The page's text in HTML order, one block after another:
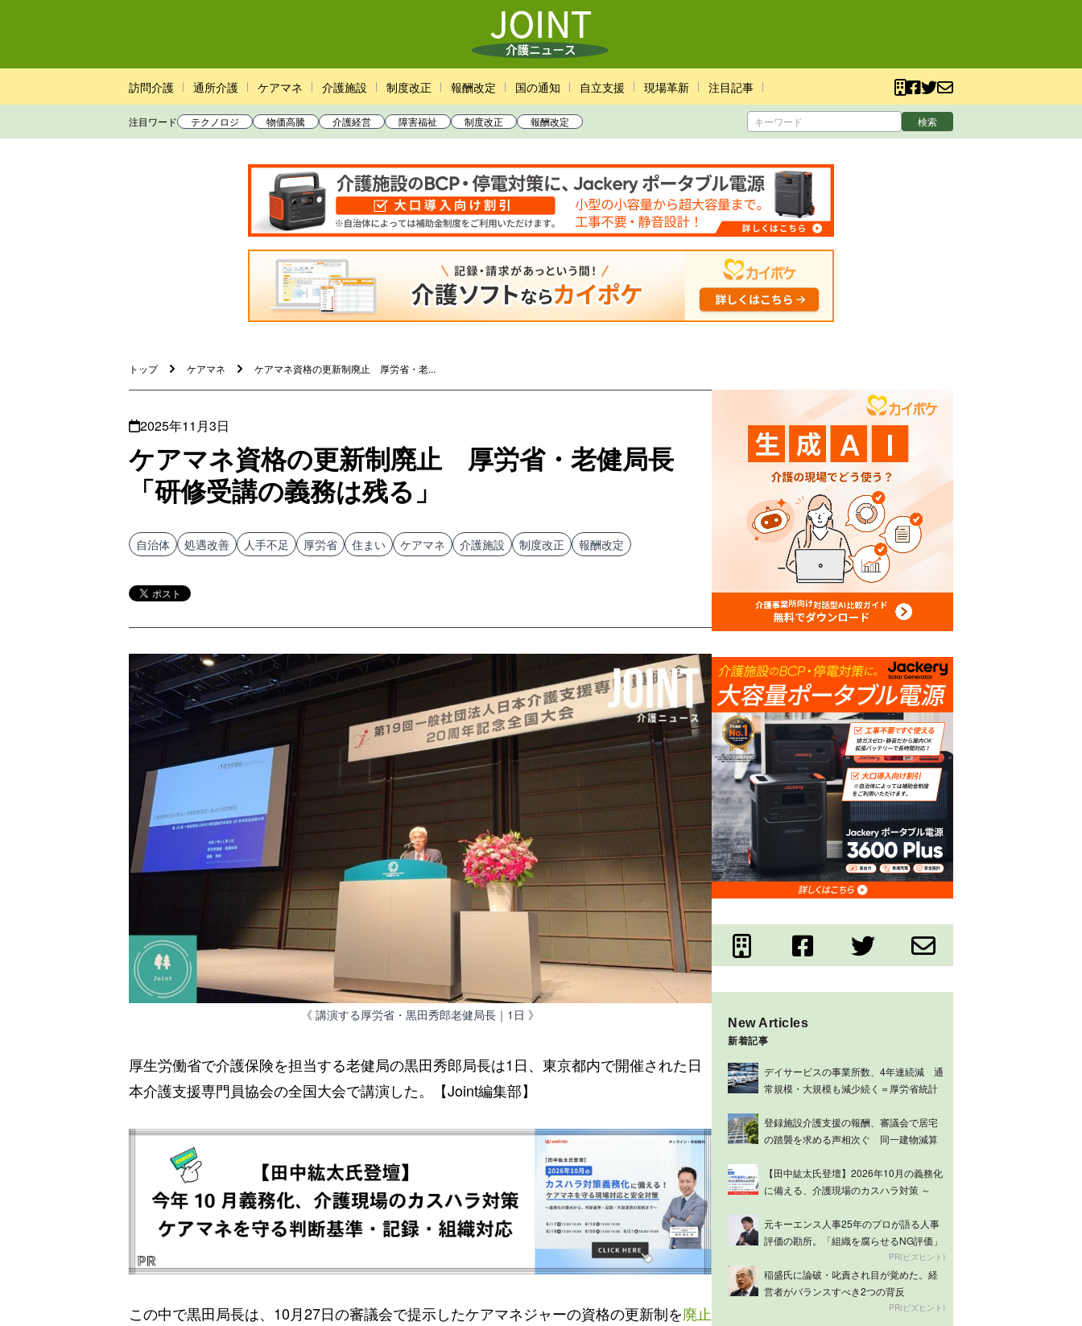
訪問介護 通所介護 ケアマネ 介護施設 制度改正 報酬改定 国の通知 自立支援 現場革新 注目記事
注目ワード テクノロジ 物価高騰 介護経営 障害福祉 制度改正 報酬改定 検索
トップ ケアマネ ケアマネ資格の更新制廃止 厚労省・老...
2025年11月3日
ケアマネ資格の更新制廃止 厚労省・老健局長
「研修受講の義務は残る」
自治体 処遇改善 人手不足 厚労省 住まい ケアマネ 介護施設 制度改正 報酬改定
《 講演する厚労省・黒田秀郎老健局長｜1日 》
厚生労働省で介護保険を担当する老健局の黒田秀郎局長は1日、東京都内で開催された日
本介護支援専門員協会の全国大会で講演した。【Joint編集部】
この中で黒田局長は、10月27日の審議会で提示したケアマネジャーの資格の更新制を廃止
New Articles
新着記事
デイサービスの事業所数、4年連続減 通
常規模・大規模も減少続く＝厚労省統計
登録施設介護支援の報酬、審議会で居宅
の踏襲を求める声相次ぐ 同一建物減算
【田中紘太氏登壇】2026年10月の義務化
に備える、介護現場のカスハラ対策 ～
元キーエンス人事25年のプロが語る人事
評価の勘所。「組織を腐らせるNG評価」
PR(ビズヒント)
稲盛氏に論破・叱責され目が覚めた。経
営者がバランスすべき2つの背反
PR(ビズヒント)